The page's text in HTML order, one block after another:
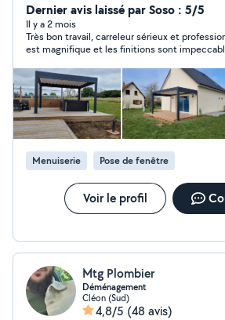
tous vos projets, de l'isolation à la
passant par la pose de
et la peinture. Pourquoi choisir Renov-et-Vous ? * Un
accompagnement personnalisé à
votre projet * Des devis clairs et détaillés * Le respect
des délais et de votre budget * La garantie d'un travail
de qualité Contactez-nous dès aujourd'hui pour une
étude gratuite de votre projet Renov-et-Vous : Rénovez
en toute confiance !
Dernier avis laissé par Soso : 5/5
Il y a 2 mois
Très bon travail, carreleur sérieux et
est magnifique et les finitions sont
Menuiserie Pose de fenêtre
Voir le profil
Mtg Plombier
Déménagement
Cléon (Sud)
4,8/5 (48 avis)